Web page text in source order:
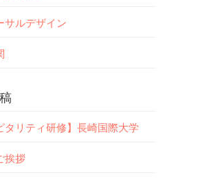
サルデザイン
タリティ研修】長崎国際大学
挨拶